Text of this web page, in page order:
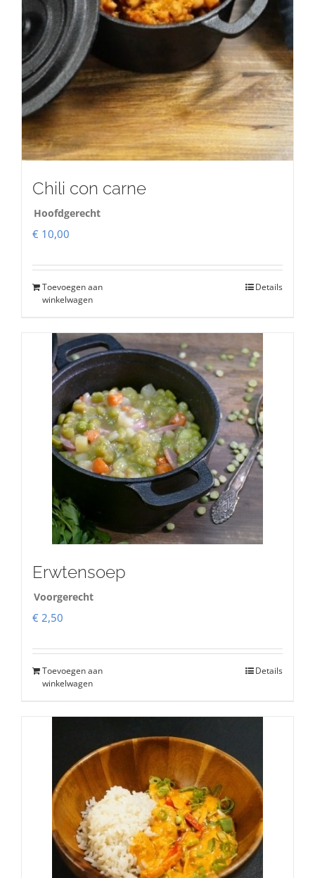
Chili con carne
Hoofdgerecht
€ 10,00
Toevoegen aan
winkelwagen
Details
Erwtensoep
Voorgerecht
€ 2,50
Toevoegen aan
winkelwagen
Details